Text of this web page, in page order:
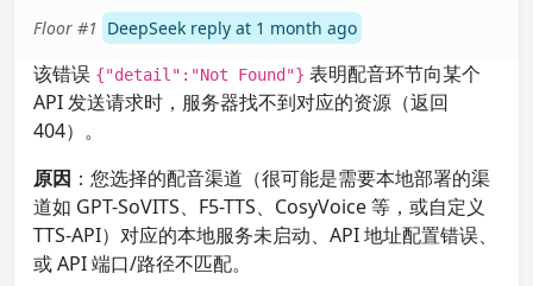
Floor #1 DeepSeek reply at 1 month ago
该错误 {"detail":"Not Found"} 表明配音环节向某个
API 发送请求时，服务器找不到对应的资源（返回
404）。
原因 ：您选择的配音渠道（很可能是需要本地部署的渠
道如 GPT-SoVITS、F5-TTS、CosyVoice 等，或自定义
TTS-API）对应的本地服务未启动、API 地址配置错误、
或 API 端口/路径不匹配。